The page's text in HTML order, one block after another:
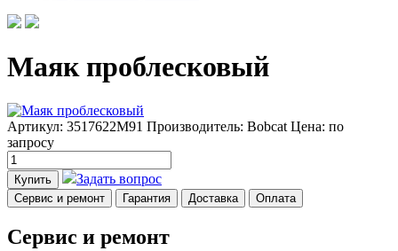
Маяк проблесковый
Артикул: 3517622M91 Производитель: Bobcat Цена: по
запросу
Купить Задать вопрос
Сервис и ремонт Гарантия Доставка Оплата
Сервис и ремонт